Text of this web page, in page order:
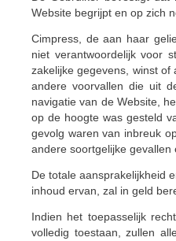
Website begrijpt en op zich
Cimpress, de aan haar
niet verantwoordelijk voor
zakelijke gegevens, winst
andere voorvallen die uit
navigatie van de Website,
op de hoogte was gesteld
gevolg waren van inbreuk
andere soortgelijke gevallen
De totale aansprakelijkheid
inhoud ervan, zal in geld
Indien het toepasselijk
volledig toestaan, zullen